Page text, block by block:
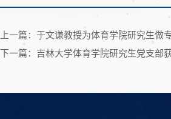
上一篇：于文谦教授为体育学院研究生做
下一篇：吉林大学体育学院研究生党支部